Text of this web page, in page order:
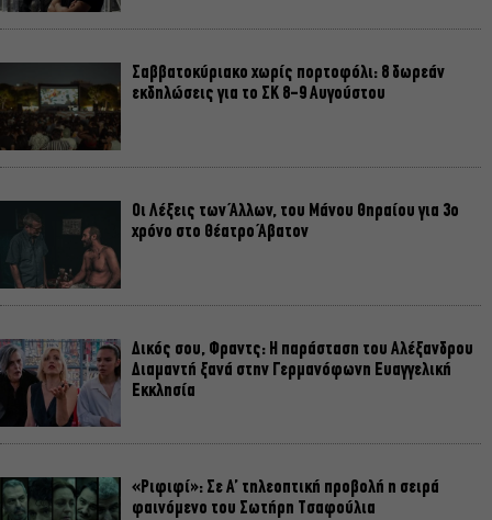
Σαββατοκύριακο χωρίς πορτοφόλι: 8 δωρεάν
εκδηλώσεις για το ΣΚ 8-9 Αυγούστου
Οι Λέξεις των Άλλων, του Μάνου Θηραίου για 3ο
χρόνο στο Θέατρο Άβατον
Δικός σου, Φραντς: Η παράσταση του Αλέξανδρου
Διαμαντή ξανά στην Γερμανόφωνη Ευαγγελική
Εκκλησία
«Ριφιφί»: Σε Α’ τηλεοπτική προβολή η σειρά
φαινόμενο του Σωτήρη Τσαφούλια